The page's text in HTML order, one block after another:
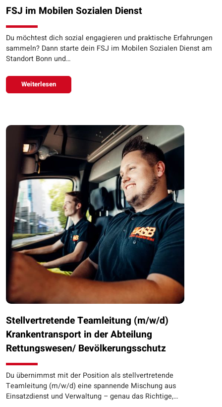
FSJ im Mobilen Sozialen Dienst
Du möchtest dich sozial engagieren und praktische Erfahrungen
sammeln? Dann starte dein FSJ im Mobilen Sozialen Dienst am
Standort Bonn und…
Weiterlesen
Stellvertretende Teamleitung (m/w/d)
Krankentransport in der Abteilung
Rettungswesen/ Bevölkerungsschutz
Du übernimmst mit der Position als stellvertretende
Teamleitung (m/w/d) eine spannende Mischung aus
Einsatzdienst und Verwaltung – genau das Richtige,…